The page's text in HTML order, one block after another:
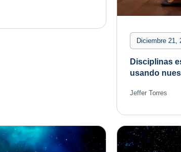
Diciembre 21,
Disciplinas
usando
Jeffer Torres